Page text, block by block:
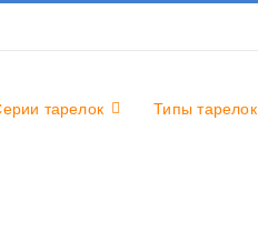
тарелок Типы тарелок